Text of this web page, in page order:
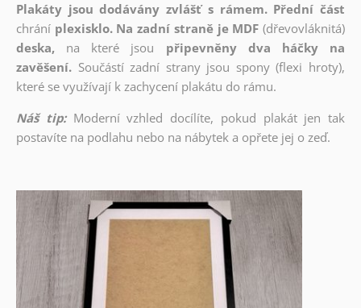
Plakáty jsou dodávány zvlášť s rámem. Přední část
chrání plexisklo. Na zadní straně je MDF (dřevovláknitá)
deska,
na které jsou
připevněny dva háčky na
zavěšení. Součástí zadní strany jsou spony (flexi hroty),
které se využívají k zachycení plakátu do rámu.
Náš tip: Moderní vzhled docílíte, pokud plakát jen tak
postavíte na podlahu nebo na nábytek a opřete jej o zeď.